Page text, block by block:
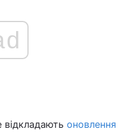
відкладають оновлення